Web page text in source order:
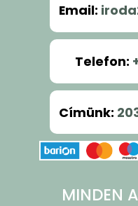
MINDEN
Email:
Telefon:
Címünk: